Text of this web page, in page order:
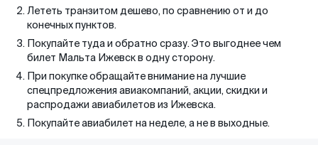
Лететь транзитом дешево, по сравнению от и до
конечных пунктов.
Покупайте туда и обратно сразу. Это выгоднее чем
билет Мальта Ижевск в одну сторону.
При покупке обращайте внимание на лучшие
спецпредложения авиакомпаний, акции, скидки и
распродажи авиабилетов из Ижевска.
Покупайте авиабилет на неделе, а не в выходные.